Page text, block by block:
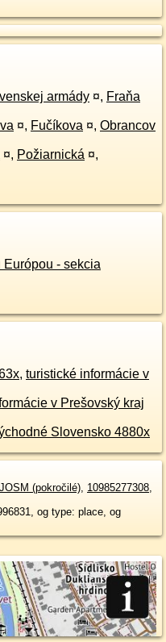
armády ¤, Fraňa
¤, Fučíkova ¤, Obrancov
¤, Požiarnická ¤,
Európou - sekcia
, turistické informácie v
v Prešovský kraj
Slovensko 4880x
(pokročilé), 10985277308,
og type: place, og